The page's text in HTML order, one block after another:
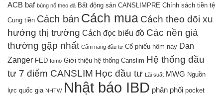
ACB baf bùng nổ theo đà Bất động sản CANSLIMPRE Chính sách tiền tệ
Cung tiền Cách bán Cách mua Cách theo dõi xu
hướng thị trường Cách đọc biểu đồ Các nền giá
thường gặp nhất Cẩm nang đầu tư Cổ phiếu hôm nay Dan
Zanger FED fomo Giới thiệu hệ thống Canslim Hệ thống đầu
tư 7 điểm CANSLIM Học đầu tư Lãi suất MWG Nguồn
lực quốc gia NHTW Nhật báo IBD phân phối pocket